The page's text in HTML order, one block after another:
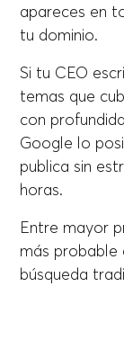
apareces en
tu dominio.
Si tu CEO
temas que
con
Google lo
publica sin
horas.
Entre mayor
más probable
búsqueda